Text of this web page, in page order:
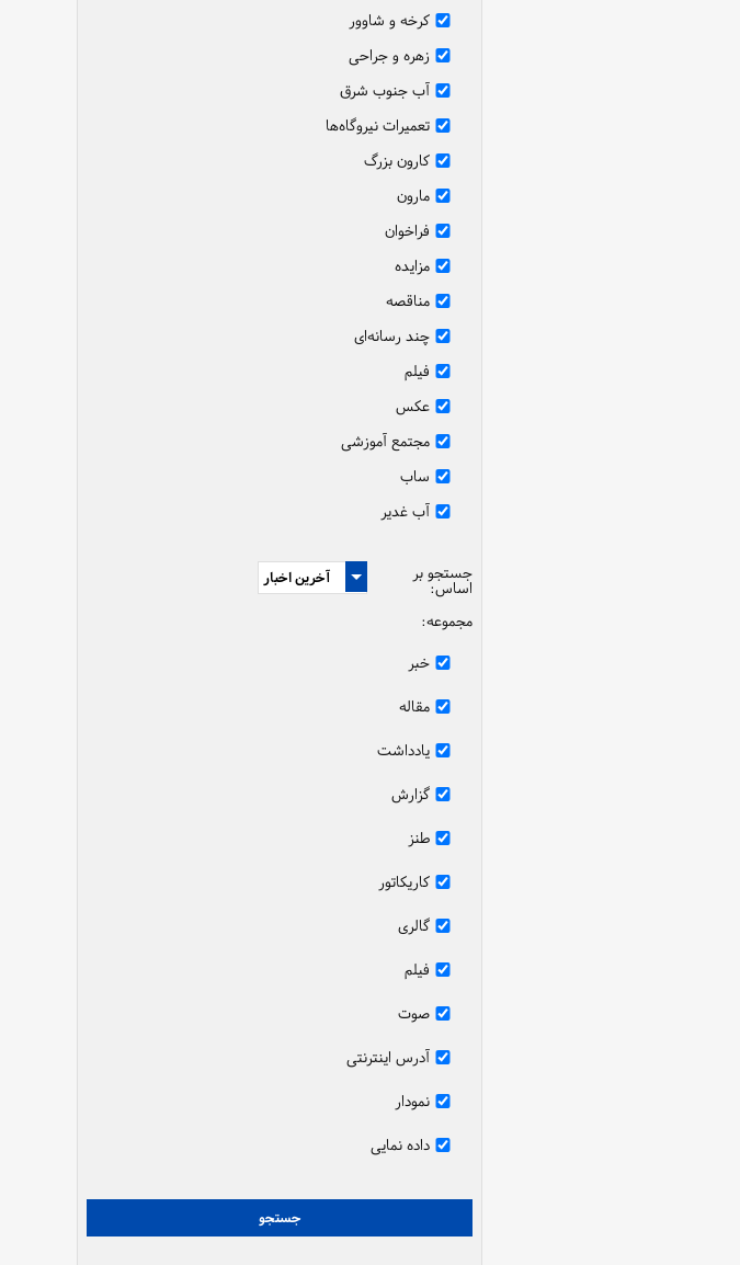
کرخه و شاوور
زهره و جراحی
آب جنوب شرق
تعمیرات نیروگاه‌ها
کارون بزرگ
مارون
فراخوان
مزایده
مناقصه
چند رسانه‌ای
فیلم
عکس
مجتمع آموزشی
ساب
آب غدیر
جستجو بر
اساس:
مجموعه:
خبر
مقاله
یادداشت
گزارش
طنز
کاریکاتور
گالری
فیلم
صوت
آدرس اینترنتی
نمودار
داده نمایی